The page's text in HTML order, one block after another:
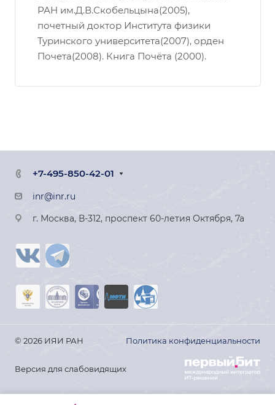
РАН им.Д.В.Скобельцына(2005),
почетный доктор Института физики
Туринского университета(2007), орден
Почета(2008). Книга Почёта (2000).
+7-495-850-42-01
inr@inr.ru
г. Москва, В-312, проспект 60-летия Октября, 7а
© 2026 ИЯИ РАН Политика конфиденциальности
Версия для слабовидящих